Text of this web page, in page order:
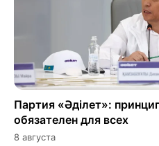
Партия «Әділет»:
обязателен для всех
8 августа